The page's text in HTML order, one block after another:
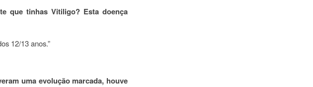
que tinhas Vitiligo? Esta doença
12/13 anos.”
uma evolução marcada, houve